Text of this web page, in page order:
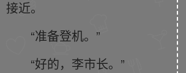
接近。
“准备登机。”
“好的，李市长。”